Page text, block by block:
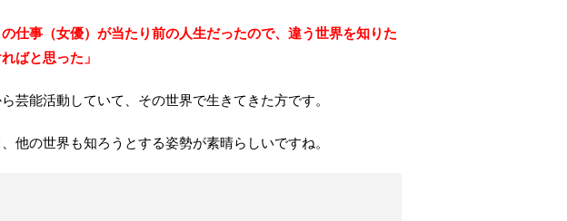
仕事（女優）が当たり前の人生だったので、違う世界を知りた
ばと思った」
芸能活動していて、その世界で生きてきた方です。
他の世界も知ろうとする姿勢が素晴らしいですね。